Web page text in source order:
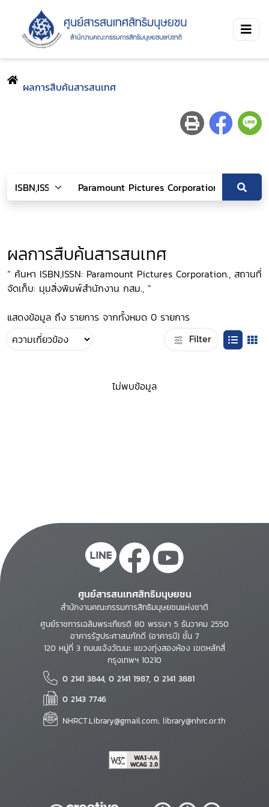
ผลการสืบค้นสารสนเทศ
ผลการสืบค้นสารสนเทศ
“ ค้นหา ISBN,ISSN: Paramount Pictures Corporation., สถานที่
จัดเก็บ: มุมสิ่งพิมพ์สำนักงาน กสม., ”
แสดงข้อมูล ถึง รายการ จากทั้งหมด 0 รายการ
Filter
ไม่พบข้อมูล
ศูนย์สารสนเทศสิทธิมนุษยชน
สำนักงานคณะกรรมการสิทธิมนุษยชนแห่งชาติ
ศูนย์ราชการเฉลิมพระเกียรติ 80 พรรษา 5 ธันวาคม 2550
อาคารรัฐประศาสนภักดี (อาคารบี) ชั้น 7
120 หมู่ที่ 3 ถนนแจ้งวัฒนะ แขวงทุ่งสองห้อง เขตหลักสี่
กรุงเทพฯ 10210
0 2141 3844, 0 2141 1987, 0 2141 3881
0 2143 7746
NHRCT.Library@gmail.com; library@nhrc.or.th